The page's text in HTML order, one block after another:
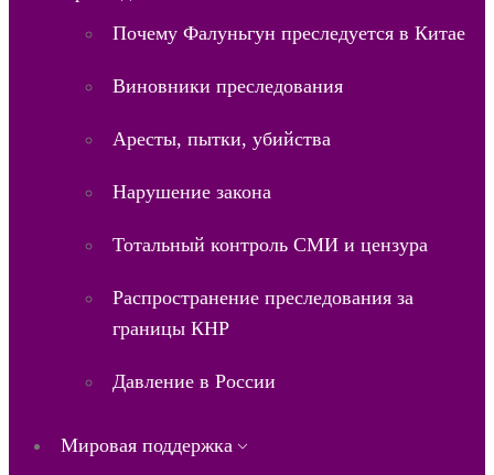
Почему Фалуньгун преследуется в Китае
Виновники преследования
Аресты, пытки, убийства
Нарушение закона
Тотальный контроль СМИ и цензура
Распространение преследования за
границы КНР
Давление в России
Мировая поддержка